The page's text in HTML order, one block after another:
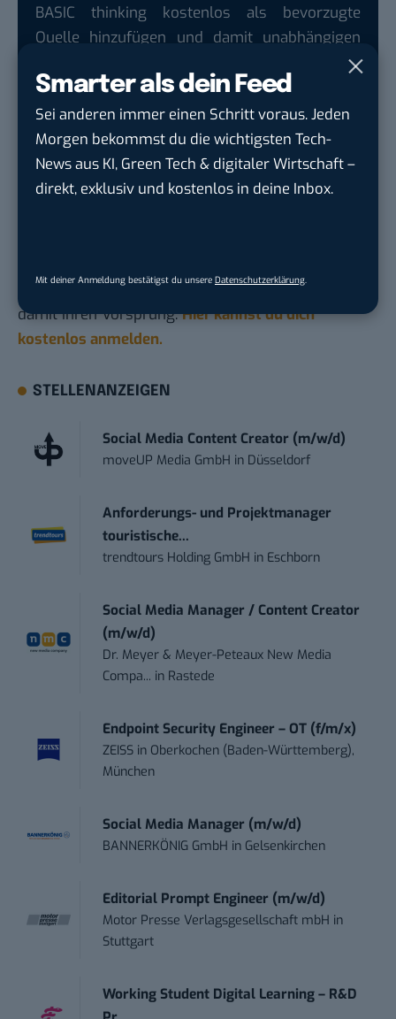
Smarter als dein Feed
Sei anderen immer einen Schritt voraus. Jeden
Morgen bekommst du die wichtigsten Tech-
News aus KI, Green Tech & digitaler Wirtschaft –
direkt, exklusiv und kostenlos in deine Inbox.
Mit deiner Anmeldung bestätigst du unsere Datenschutzerklärung
BASIC thinking kostenlos als bevorzugte
Quelle hinzufügen und damit unabhängigen
Tech-Journalismus unterstützen. Vielen Dank!
Hier basicthinking.de hinzufügen
Bild:Zenera/ Flickr (CC BY-SA 2.0
Du möchtest nicht abgehängt werden, wenn es um
wichtigsten News des Tages – und sichern sich
damit ihren Vorsprung.Hier kannst du dich
kostenlos anmelden.
STELLENANZEIGEN
Social Media Content Creator (m/w/d)
moveUP Media GmbH in Düsseldorf
Anforderungs- und Projektmanager
touristische...
trendtours Holding GmbH in Eschborn
Social Media Manager / Content Creator
(m/w/d)
Dr. Meyer & Meyer-Peteaux New Media
Compa... in Rastede
Endpoint Security Engineer – OT (f/m/x)
ZEISS in Oberkochen (Baden-Württemberg),
München
Social Media Manager (m/w/d)
BANNERKÖNIG GmbH in Gelsenkirchen
Editorial Prompt Engineer (m/w/d)
Motor Presse Verlagsgesellschaft mbH in
Stuttgart
Working Student Digital Learning – R&D